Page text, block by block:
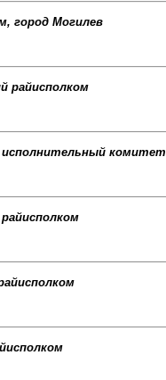
город Могилев
райисполком
исполнительный комитет